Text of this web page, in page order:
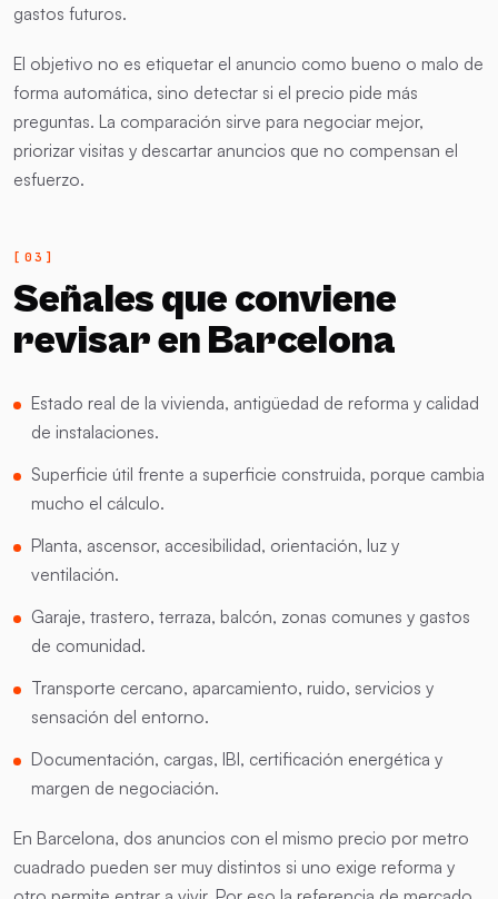
gastos futuros.
El objetivo no es etiquetar el anuncio como bueno o malo de
forma automática, sino detectar si el precio pide más
preguntas. La comparación sirve para negociar mejor,
priorizar visitas y descartar anuncios que no compensan el
esfuerzo.
Señales que conviene
revisar en Barcelona
Estado real de la vivienda, antigüedad de reforma y calidad
de instalaciones.
Superficie útil frente a superficie construida, porque cambia
mucho el cálculo.
Planta, ascensor, accesibilidad, orientación, luz y
ventilación.
Garaje, trastero, terraza, balcón, zonas comunes y gastos
de comunidad.
Transporte cercano, aparcamiento, ruido, servicios y
sensación del entorno.
Documentación, cargas, IBI, certificación energética y
margen de negociación.
En Barcelona, dos anuncios con el mismo precio por metro
cuadrado pueden ser muy distintos si uno exige reforma y